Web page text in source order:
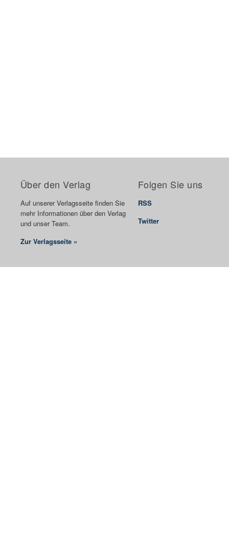
Über den Verlag
Auf unserer Verlagsseite finden Sie
mehr Informationen über den Verlag
und unser Team.
Zur Verlagsseite »
Folgen Sie uns
RSS
Twitter